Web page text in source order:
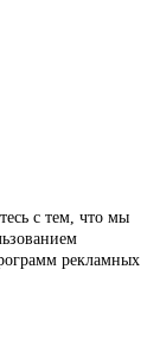
с тем, что мы
рекламных